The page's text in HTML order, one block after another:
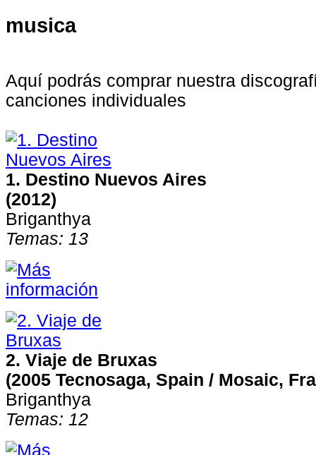
musica
Aquí podrás comprar nuestra
canciones individuales
1. Destino Nuevos Aires
(2012)
Briganthya
Temas: 13
2. Viaje de Bruxas
(2005 Tecnosaga, Spain / Mosaic,
Briganthya
Temas: 12